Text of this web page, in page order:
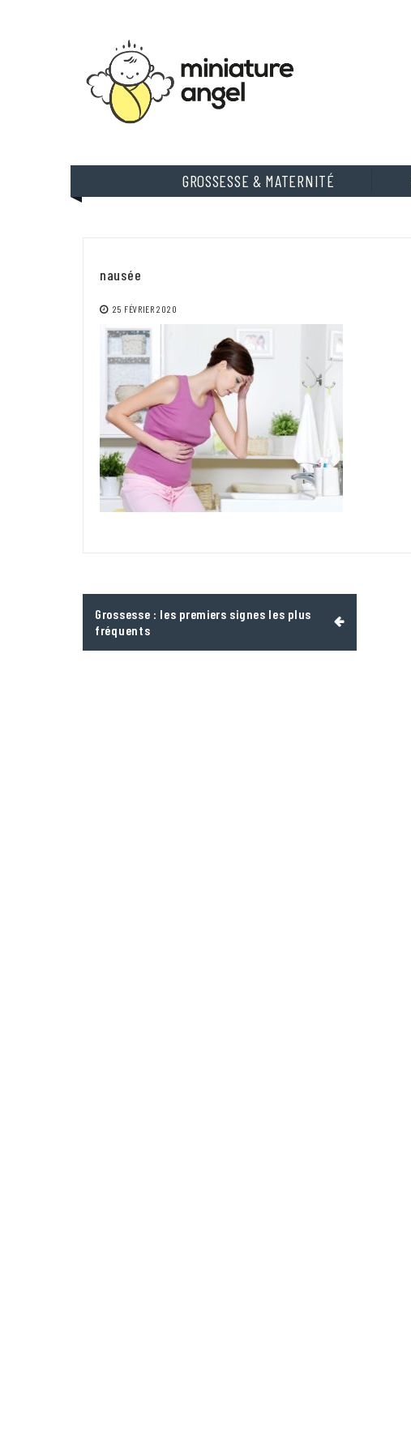
GROSSESSE & MATERNITÉ
nausée
25 FÉVRIER 2020
Navigation
de
l’article
Grossesse : les premiers signes les plus
fréquents